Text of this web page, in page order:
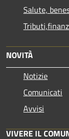
Salute,
NOVITÀ
Notizie
Comunicati
Avvisi
VIVERE IL